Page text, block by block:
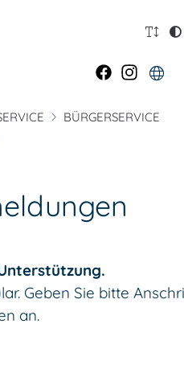
BÜRGERSERVICE
Geben Sie bitte
an.